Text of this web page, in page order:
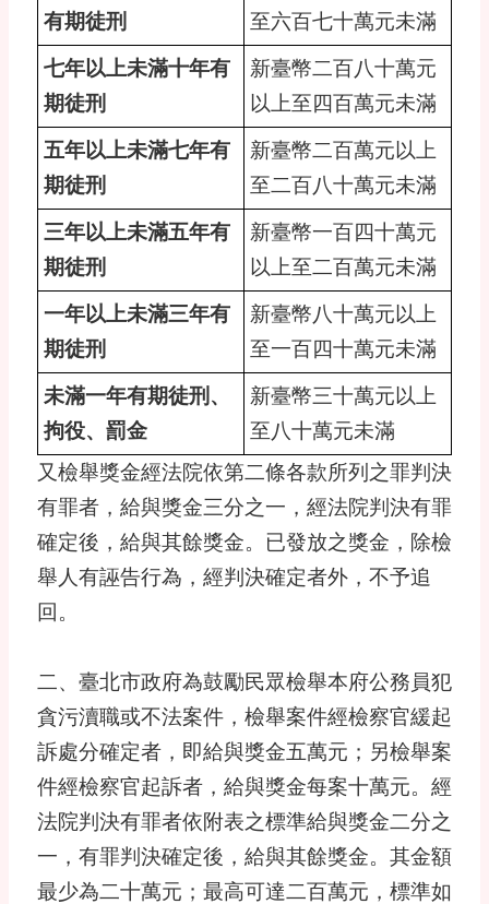
有期徒刑
至六百七十萬元未滿
七年以上未滿十年有
期徒刑
新臺幣二百八十萬元
以上至四百萬元未滿
五年以上未滿七年有
期徒刑
新臺幣二百萬元以上
至二百八十萬元未滿
三年以上未滿五年有
期徒刑
新臺幣一百四十萬元
以上至二百萬元未滿
一年以上未滿三年有
期徒刑
新臺幣八十萬元以上
至一百四十萬元未滿
未滿一年有期徒刑、
拘役、罰金
新臺幣三十萬元以上
至八十萬元未滿
又檢舉獎金經法院依第二條各款所列之罪判決
有罪者，給與獎金三分之一，經法院判決有罪
確定後，給與其餘獎金。已發放之獎金，除檢
舉人有誣告行為，經判決確定者外，不予追
回。
二、臺北市政府為鼓勵民眾檢舉本府公務員犯
貪污瀆職或不法案件，檢舉案件經檢察官緩起
訴處分確定者，即給與獎金五萬元；另檢舉案
件經檢察官起訴者，給與獎金每案十萬元。經
法院判決有罪者依附表之標準給與獎金二分之
一，有罪判決確定後，給與其餘獎金。其金額
最少為二十萬元；最高可達二百萬元，標準如